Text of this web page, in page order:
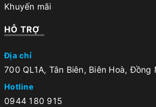
Khuyến mãi
HỖ TRỢ
Địa chỉ
700 QL1A, Tân Biên, Biên Hoà, Đồng
Hotline
0944 180 915